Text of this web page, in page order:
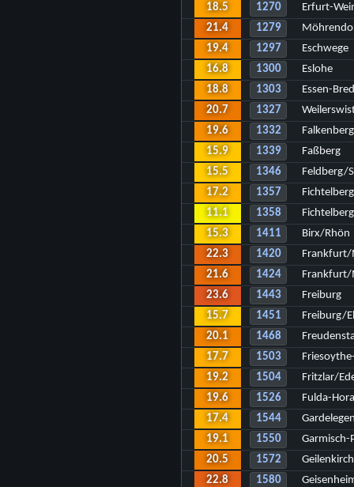
18.5
1270
Erfurt-
21.4
1279
19.4
1297
Eschwege
16.8
1300
Eslohe
18.8
1303
Essen-
20.7
1327
19.6
1332
15.9
1339
Faßberg
15.5
1346
Feldberg/
17.2
1357
11.1
1358
Fichtelberg
15.3
1411
Birx/Rhön
22.3
1420
Frankfurt/
21.6
1424
Frankfurt/
23.6
1443
Freiburg
15.7
1451
Freiburg/
20.1
1468
17.7
1503
19.2
1504
Fritzlar/
19.6
1526
Fulda-
17.4
1544
19.1
1550
Garmisch-
20.5
1572
22.8
1580